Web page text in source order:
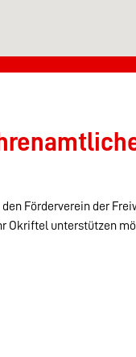
den Förderverein der
Okriftel unterstützen